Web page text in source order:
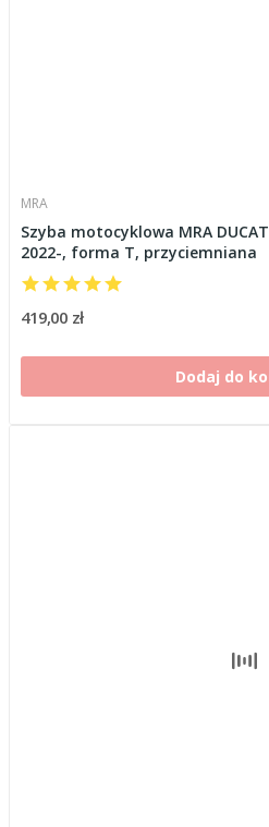
MRA
Szyba motocyklowa MRA
2022-, forma T, przyciemniana
419,00 zł
Dodaj do